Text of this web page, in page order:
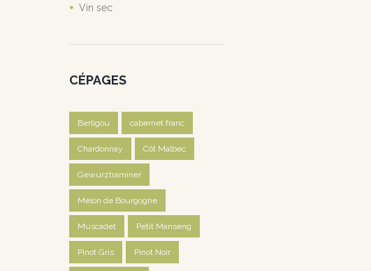
Vin sec
CÉPAGES
Berligou cabernet franc
Chardonnay Côt Malbec
Gewurztraminer
Melon de Bourgogne
Muscadet Petit Manseng
Pinot Gris Pinot Noir